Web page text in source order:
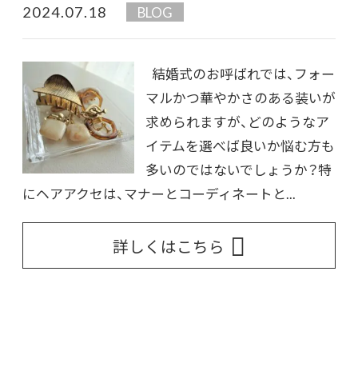
2024.07.18 BLOG
結婚式のお呼ばれでは、フォー
マルかつ華やかさのある装いが
求められますが、どのようなア
イテムを選べば良いか悩む方も
多いのではないでしょうか？特
にヘアアクセは、マナーとコーディネートと...
詳しくはこちら